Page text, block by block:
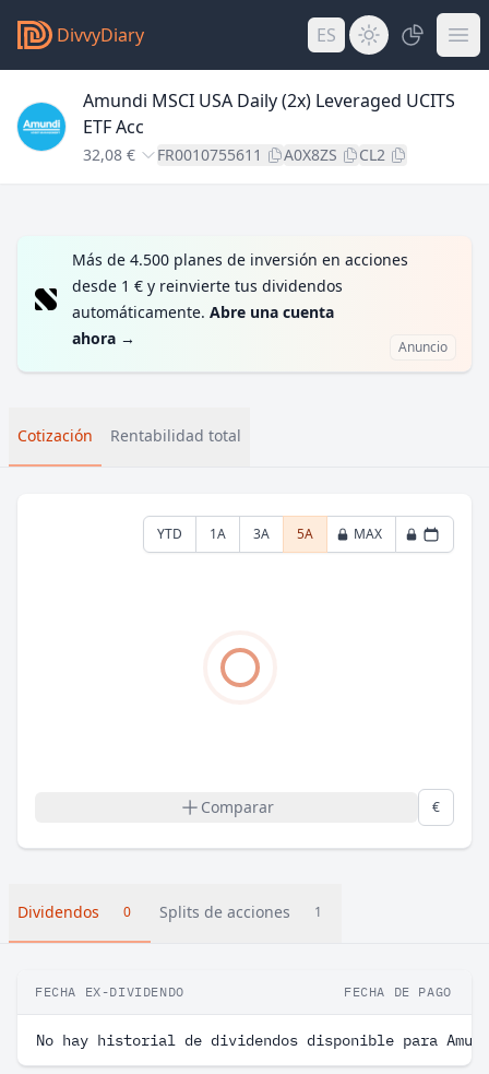
DivvyDiary ES
Amundi MSCI USA Daily (2x) Leveraged UCITS
ETF Acc
32,08 € FR0010755611 A0X8ZS CL2
Más de 4.500 planes de inversión en acciones
desde 1 € y reinvierte tus dividendos
automáticamente. Abre una cuenta
ahora → Anuncio
Cotización Rentabilidad total
YTD 1A 3A 5A MAX
Comparar €
Dividendos 0 Splits de acciones 1
FECHA EX-DIVIDENDO FECHA DE PAGO
No hay historial de dividendos disponible para